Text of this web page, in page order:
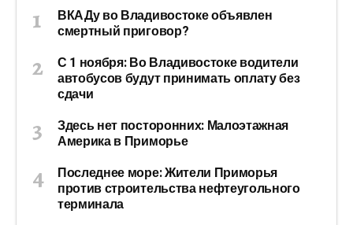
ВКАДу во Владивостоке объявлен
смертный приговор?
С 1 ноября: Во Владивостоке водители
автобусов будут принимать оплату без
сдачи
Здесь нет посторонних: Малоэтажная
Америка в Приморье
Последнее море: Жители Приморья
против строительства нефтеугольного
терминала